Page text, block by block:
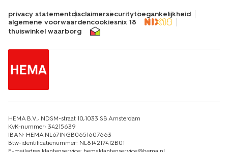
privacy statementdisclaimersecuritytoegankelijkheid
algemene voorwaardencookiesnix 18
thuiswinkel waarborg
HEMA B.V., NDSM-straat 10,1033 SB Amsterdam
KvK-nummer: 34215639
IBAN: HEMA NL67INGB0651607663
Btw-identificatienummer: NL814217412B01